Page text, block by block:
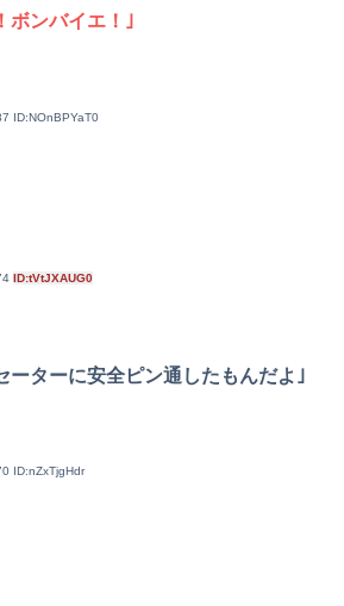
ボンバイエ！｣
ID:NOnBPYaT0
ID:tVtJXAUG0
ーターに安全ピン通したもんだよ｣
ID:nZxTjgHdr